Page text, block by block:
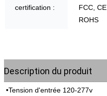
certification :
FCC, CE
ROHS
Description du produit
•Tension d'entrée 120-277v